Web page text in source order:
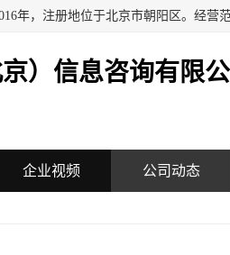
）信息咨询有限
企业视频 公司动态